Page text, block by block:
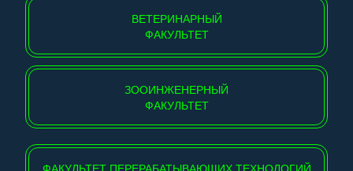
ВЕТЕРИНАРНЫЙ
ФАКУЛЬТЕТ
ЗООИНЖЕНЕРНЫЙ
ФАКУЛЬТЕТ
ФАКУЛЬТЕТ ПЕРЕРАБАТЫВАЮЩИХ ТЕХНОЛОГИЙ